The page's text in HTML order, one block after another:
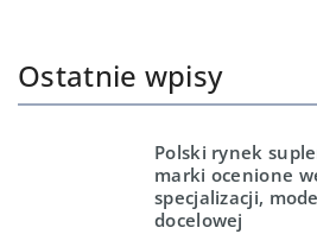
Ostatnie wpisy
Polski rynek
marki ocenione
specjalizacji,
docelowej